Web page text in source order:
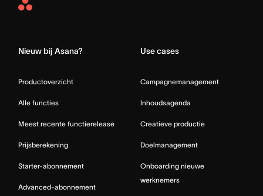
Asana
Nieuw bij Asana?
Productoverzicht
Alle functies
Meest recente functierelease
Prijsberekening
Starter-abonnement
Advanced-abonnement
Use cases
Campagnemanagement
Inhoudsagenda
Creatieve productie
Doelmanagement
Onboarding nieuwe
werknemers